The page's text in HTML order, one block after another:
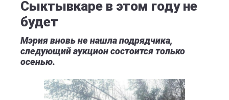
Сыктывкаре в этом году не
будет
Мэрия вновь не нашла подрядчика,
следующий аукцион состоится только
осенью.